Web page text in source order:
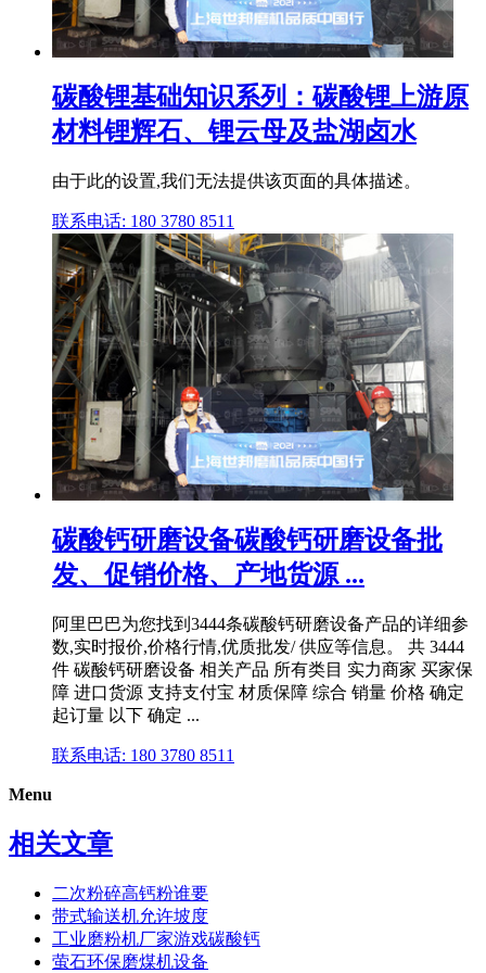
碳酸锂基础知识系列：碳酸锂上游原
材料锂辉石、锂云母及盐湖卤水
由于此的设置,我们无法提供该页面的具体描述。
联系电话: 180 3780 8511
碳酸钙研磨设备碳酸钙研磨设备批
发、促销价格、产地货源 ...
阿里巴巴为您找到3444条碳酸钙研磨设备产品的详细参
数,实时报价,价格行情,优质批发/ 供应等信息。 共 3444
件 碳酸钙研磨设备 相关产品 所有类目 实力商家 买家保
障 进口货源 支持支付宝 材质保障 综合 销量 价格 确定
起订量 以下 确定 ...
联系电话: 180 3780 8511
Menu
相关文章
二次粉碎高钙粉谁要
带式输送机允许坡度
工业磨粉机厂家游戏碳酸钙
萤石环保磨煤机设备